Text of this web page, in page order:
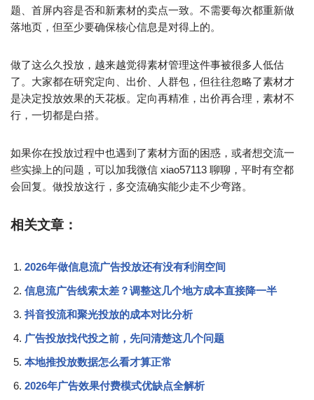
题、首屏内容是否和新素材的卖点一致。不需要每次都重新做
落地页，但至少要确保核心信息是对得上的。
做了这么久投放，越来越觉得素材管理这件事被很多人低估
了。大家都在研究定向、出价、人群包，但往往忽略了素材才
是决定投放效果的天花板。定向再精准，出价再合理，素材不
行，一切都是白搭。
如果你在投放过程中也遇到了素材方面的困惑，或者想交流一
些实操上的问题，可以加我微信 xiao57113 聊聊，平时有空都
会回复。做投放这行，多交流确实能少走不少弯路。
相关文章：
2026年做信息流广告投放还有没有利润空间
信息流广告线索太差？调整这几个地方成本直接降一半
抖音投流和聚光投放的成本对比分析
广告投放找代投之前，先问清楚这几个问题
本地推投放数据怎么看才算正常
2026年广告效果付费模式优缺点全解析